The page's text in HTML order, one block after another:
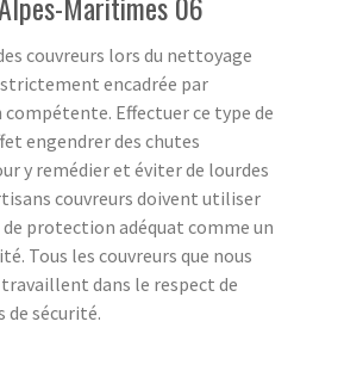
couvreurs lors du nettoyage
encadrée par
Effectuer ce type de
engendrer des chutes
y remédier et éviter de lourdes
couvreurs doivent utiliser
protection adéquat comme un
Tous les couvreurs que nous
dans le respect de
de sécurité.